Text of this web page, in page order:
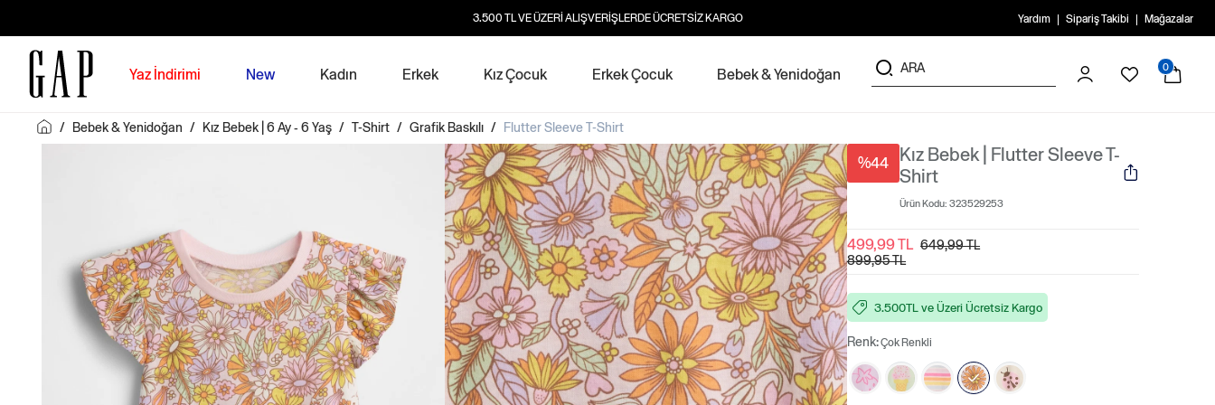
3.500 TL VE ÜZERİ ALIŞVERİŞLERDE ÜCRETSİZ KARGO Yardım Sipariş Takibi Mağazalar
Yaz İndirimi New Kadın Erkek Kız Çocuk Erkek Çocuk Bebek & Yenidoğan 0
/ Bebek & Yenidoğan / Kız Bebek | 6 Ay - 6 Yaş / T-Shirt / Grafik Baskılı / Flutter Sleeve T-Shirt
%44
Kız Bebek | Flutter Sleeve T-
Shirt
Ürün Kodu: 323529253
499,99 TL 649,99 TL
899,95 TL
3.500TL ve Üzeri Ücretsiz Kargo
Renk:Çok Renkli